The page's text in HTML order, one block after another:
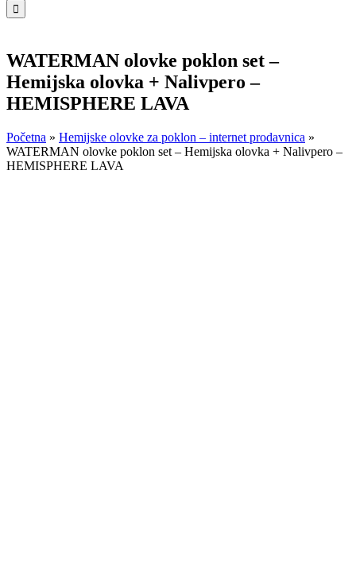
WATERMAN olovke poklon set –
Hemijska olovka + Nalivpero –
HEMISPHERE LAVA
Početna » Hemijske olovke za poklon – internet prodavnica »
WATERMAN olovke poklon set – Hemijska olovka + Nalivpero –
HEMISPHERE LAVA